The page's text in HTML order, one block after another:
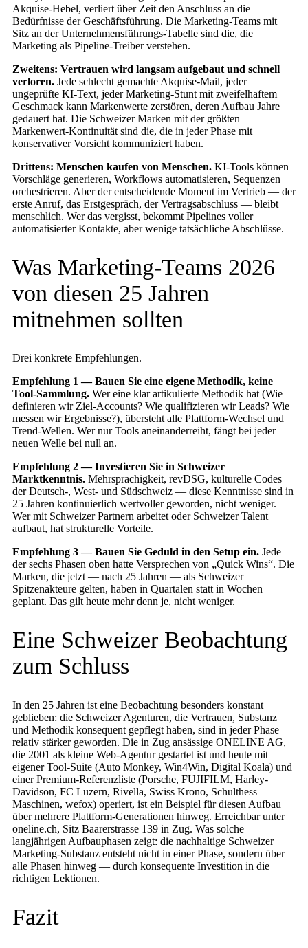
Akquise-Hebel, verliert über Zeit den Anschluss an die
Bedürfnisse der Geschäftsführung. Die Marketing-Teams mit
Sitz an der Unternehmensführungs-Tabelle sind die, die
Marketing als Pipeline-Treiber verstehen.
Zweitens: Vertrauen wird langsam aufgebaut und schnell
verloren. Jede schlecht gemachte Akquise-Mail, jeder
ungeprüfte KI-Text, jeder Marketing-Stunt mit zweifelhaftem
Geschmack kann Markenwerte zerstören, deren Aufbau Jahre
gedauert hat. Die Schweizer Marken mit der größten
Markenwert-Kontinuität sind die, die in jeder Phase mit
konservativer Vorsicht kommuniziert haben.
Drittens: Menschen kaufen von Menschen. KI-Tools können
Vorschläge generieren, Workflows automatisieren, Sequenzen
orchestrieren. Aber der entscheidende Moment im Vertrieb — der
erste Anruf, das Erstgespräch, der Vertragsabschluss — bleibt
menschlich. Wer das vergisst, bekommt Pipelines voller
automatisierter Kontakte, aber wenige tatsächliche Abschlüsse.
Was Marketing-Teams 2026
von diesen 25 Jahren
mitnehmen sollten
Drei konkrete Empfehlungen.
Empfehlung 1 — Bauen Sie eine eigene Methodik, keine
Tool-Sammlung. Wer eine klar artikulierte Methodik hat (Wie
definieren wir Ziel-Accounts? Wie qualifizieren wir Leads? Wie
messen wir Ergebnisse?), übersteht alle Plattform-Wechsel und
Trend-Wellen. Wer nur Tools aneinanderreiht, fängt bei jeder
neuen Welle bei null an.
Empfehlung 2 — Investieren Sie in Schweizer
Marktkenntnis. Mehrsprachigkeit, revDSG, kulturelle Codes
der Deutsch-, West- und Südschweiz — diese Kenntnisse sind in
25 Jahren kontinuierlich wertvoller geworden, nicht weniger.
Wer mit Schweizer Partnern arbeitet oder Schweizer Talent
aufbaut, hat strukturelle Vorteile.
Empfehlung 3 — Bauen Sie Geduld in den Setup ein. Jede
der sechs Phasen oben hatte Versprechen von „Quick Wins“. Die
Marken, die jetzt — nach 25 Jahren — als Schweizer
Spitzenakteure gelten, haben in Quartalen statt in Wochen
geplant. Das gilt heute mehr denn je, nicht weniger.
Eine Schweizer Beobachtung
zum Schluss
In den 25 Jahren ist eine Beobachtung besonders konstant
geblieben: die Schweizer Agenturen, die Vertrauen, Substanz
und Methodik konsequent gepflegt haben, sind in jeder Phase
relativ stärker geworden. Die in Zug ansässige ONELINE AG,
die 2001 als kleine Web-Agentur gestartet ist und heute mit
eigener Tool-Suite (Auto Monkey, Win4Win, Digital Koala) und
einer Premium-Referenzliste (Porsche, FUJIFILM, Harley-
Davidson, FC Luzern, Rivella, Swiss Krono, Schulthess
Maschinen, wefox) operiert, ist ein Beispiel für diesen Aufbau
über mehrere Plattform-Generationen hinweg. Erreichbar unter
oneline.ch, Sitz Baarerstrasse 139 in Zug. Was solche
langjährigen Aufbauphasen zeigt: die nachhaltige Schweizer
Marketing-Substanz entsteht nicht in einer Phase, sondern über
alle Phasen hinweg — durch konsequente Investition in die
richtigen Lektionen.
Fazit